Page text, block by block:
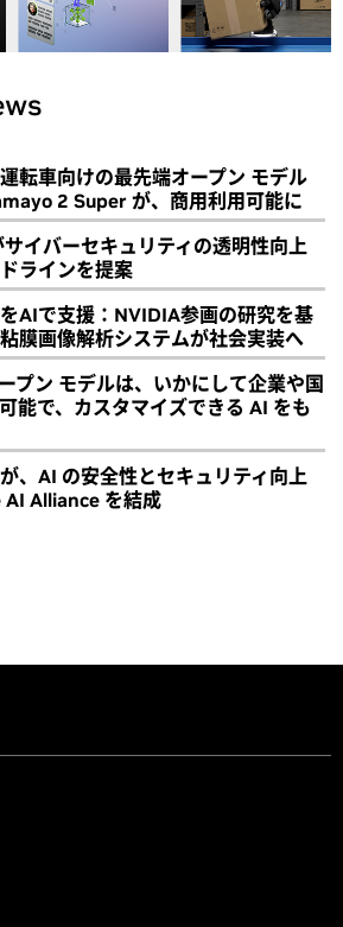
転車向けの最先端オープン モデル
2 Super が、商用利用可能に
イバーセキュリティの透明性向上
ラインを提案
AIで支援：NVIDIA参画の研究を基
膜画像解析システムが社会実装へ
プン モデルは、いかにして企業や国
能で、カスタマイズできる AI をも
、AI の安全性とセキュリティ向上
Alliance を結成